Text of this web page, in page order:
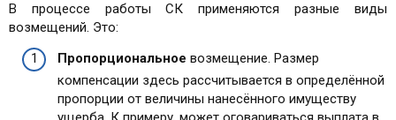
В процессе работы СК применяются разные виды
возмещений. Это:
Пропорциональное возмещение. Размер
компенсации здесь рассчитывается в определённой
пропорции от величины нанесённого имуществу